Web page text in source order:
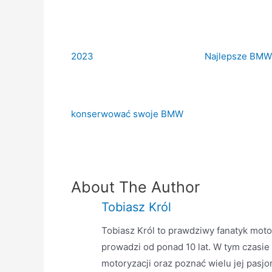
2023 Najlepsze
konserwować swoje BMW
About The Author
Tobiasz Król
Tobiasz Król to prawdziwy fanatyk
prowadzi od ponad 10 lat. W tym
motoryzacji oraz poznać wielu jej